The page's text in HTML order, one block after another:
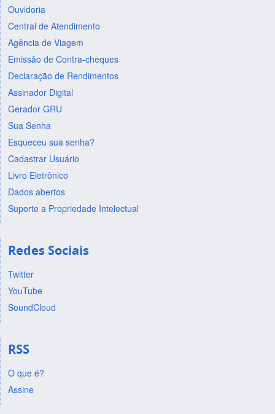
Ouvidoria
Central de Atendimento
Agência de Viagem
Emissão de Contra-cheques
Declaração de Rendimentos
Assinador Digital
Gerador GRU
Sua Senha
Esqueceu sua senha?
Cadastrar Usuário
Livro Eletrônico
Dados abertos
Suporte a Propriedade Intelectual
Redes Sociais
Twitter
YouTube
SoundCloud
RSS
O que é?
Assine